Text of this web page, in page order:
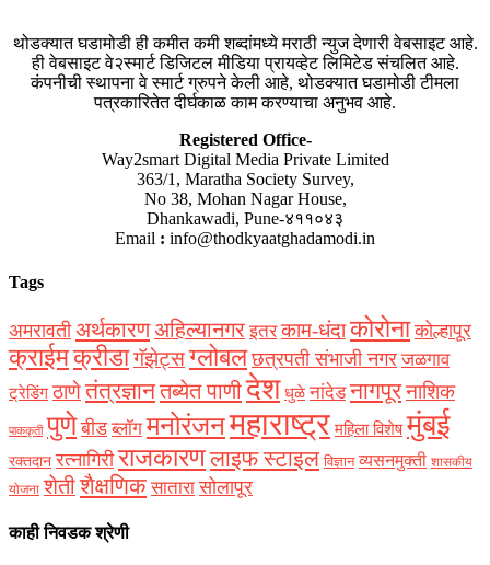
थोडक्यात घडामोडी ही कमीत कमी शब्दांमध्ये मराठी न्युज देणारी वेबसाइट आहे.
ही वेबसाइट वे२स्मार्ट डिजिटल मीडिया प्रायव्हेट लिमिटेड संचलित आहे.
कंपनीची स्थापना वे स्मार्ट ग्रुपने केली आहे, थोडक्यात घडामोडी टीमला
पत्रकारितेत दीर्घकाळ काम करण्याचा अनुभव आहे.
Registered Office-
Way2smart Digital Media Private Limited
363/1, Maratha Society Survey,
No 38, Mohan Nagar House,
Dhankawadi, Pune-४११०४३
Email : info@thodkyaatghadamodi.in
Tags
अमरावती अर्थकारणअहिल्यानगर इतर काम-धंदाकोरोना कोल्हापूर
क्राईमक्रीडागॅझेट्सग्लोबल छत्रपती संभाजी नगर जळगाव
ट्रेडिंग ठाणेतंत्रज्ञानतब्येत पाणीदेश धुळे नांदेड नागपूरनाशिक
पाककृती पुणे बीड ब्लॉग मनोरंजनमहाराष्ट्र महिला विशेष मुंबई
रक्‍तदान रत्नागिरी राजकारणलाइफ स्टाइल विज्ञान व्यसनमुक्ती शासकीय
योजना शेतीशैक्षणिक सातारा सोलापूर
काही निवडक श्रेणी